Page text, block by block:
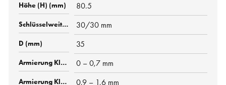
80.5
30/30 mm
35
0 – 0,7 mm
0,9 – 1,6 mm